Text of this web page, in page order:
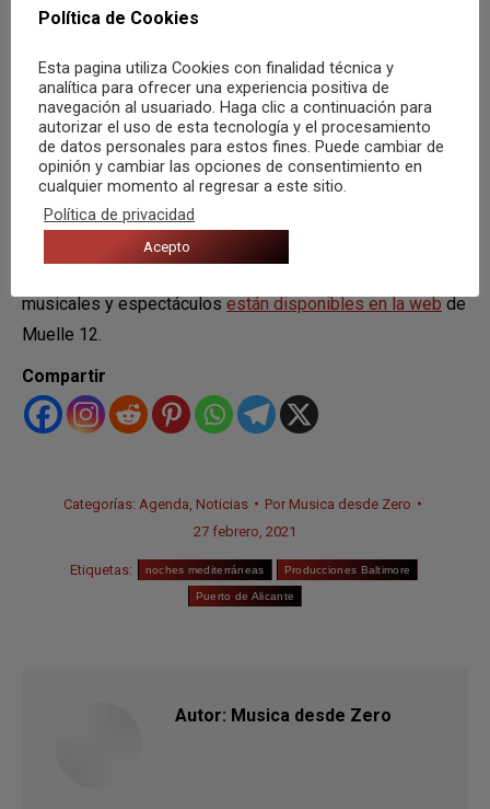
Pablo Bloom, Supersonics y Xeco Rojo
Novaen el que participarán el domingo 7 losganadores
de la pasada edición de Emerge Alicante, Gran
Angular, junto a losfinalistas del certamen Koala
Lumpure el día 14 yVera Greenel domingo 28, además
Diagnósitco Binario
el 21. Ambos ciclos cuentan con
entrada libre.
musicales y espectáculosestán disponibles en la webde
Muelle 12.
Compartir
Categorías: Agenda Noticias Por Musica desde Zero
27 febrero, 2021
Etiquetas: noches mediterráneas Producciones Baltimore
Puerto de Alicante
Autor: Musica desde Zero
Política de Cookies
Esta pagina utiliza Cookies con finalidad técnica y
analítica para ofrecer una experiencia positiva de
navegación al usuariado. Haga clic a continuación para
autorizar el uso de esta tecnología y el procesamiento
de datos personales para estos fines. Puede cambiar de
opinión y cambiar las opciones de consentimiento en
cualquier momento al regresar a este sitio.
Política de privacidad
Acepto